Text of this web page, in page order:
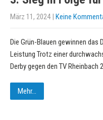
März 11, 2024| Keine
Die Grün-Blauen gewinnen das
Leistung Trotz einer
Derby gegen den TV Rheinbach
Mehr...